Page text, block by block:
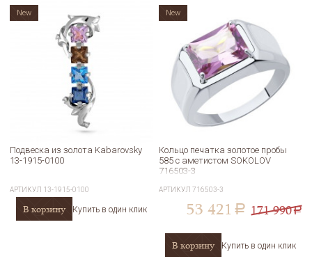
Подвеска из золота Kabarovsky
13-1915-0100
АРТИКУЛ 13-1915-0100
В корзину Купить в один клик
New
Кольцо печатка золотое пробы
585 с аметистом SOKOLOV
716503-3
АРТИКУЛ716503-3
53 421 a 171 990a
В корзину Купить в один клик
New